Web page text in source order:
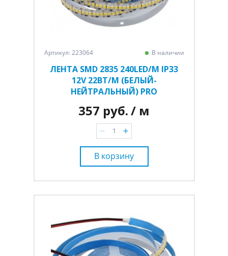
Артикул: 223064 В наличии
ЛЕНТА SMD 2835 240LED/M IP33
12V 22ВТ/М (БЕЛЫЙ-
НЕЙТРАЛЬНЫЙ) PRO
357 руб./ м
В корзину